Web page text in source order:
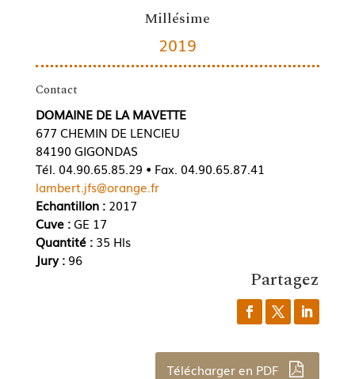
Millésime
2019
Contact
DOMAINE DE LA MAVETTE
677 CHEMIN DE LENCIEU
84190 GIGONDAS
Tél. 04.90.65.85.29 • Fax. 04.90.65.87.41
lambert.jfs@orange.fr
Echantillon :2017
Cuve :GE 17
Quantité : 35 Hls
Jury : 96
Partagez
Télécharger en PDF